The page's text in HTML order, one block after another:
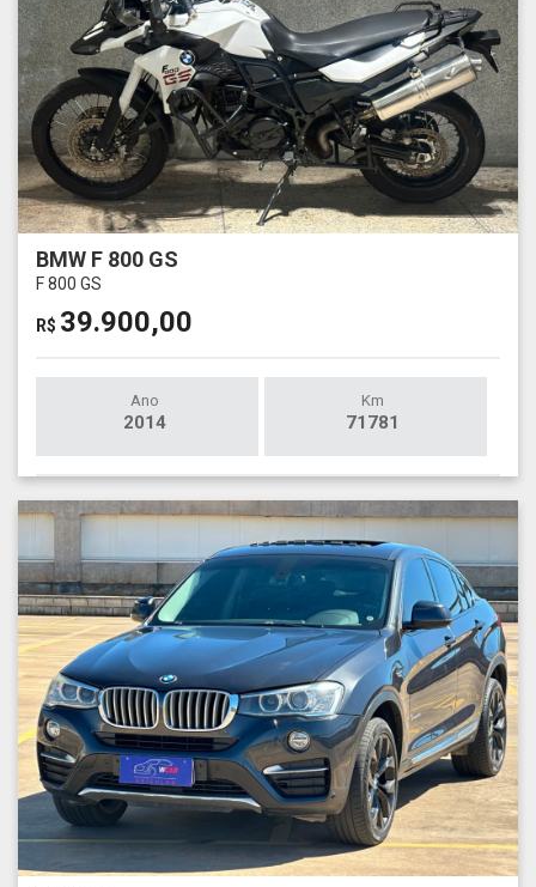
BMW F 800 GS
F 800 GS
R$ 39.900,00
Ano
2014
Km
71781